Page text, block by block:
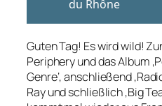
Guten Tag! Es wird wild!
Periphery und das Album
Genre‘, anschließend
Ray und schließlich ‚Big